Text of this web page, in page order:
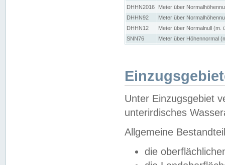
DHHN2016
Meter über
DHHN92
Meter über
DHHN12
Meter über Normalnull (m.
SNN76
Meter über Höhennormal
Unter Einzugsgebiet
unterirdisches
Allgemeine
die